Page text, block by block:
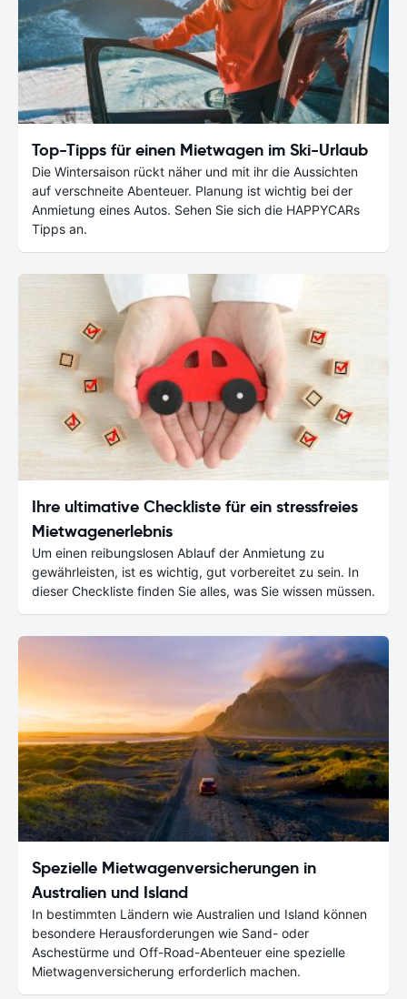
Top-Tipps für einen Mietwagen im Ski-Urlaub
Die Wintersaison rückt näher und mit ihr die Aussichten
auf verschneite Abenteuer. Planung ist wichtig bei der
Anmietung eines Autos. Sehen Sie sich die HAPPYCARs
Tipps an.
Ihre ultimative Checkliste für ein stressfreies
Mietwagenerlebnis
Um einen reibungslosen Ablauf der Anmietung zu
gewährleisten, ist es wichtig, gut vorbereitet zu sein. In
dieser Checkliste finden Sie alles, was Sie wissen müssen.
Spezielle Mietwagenversicherungen in
Australien und Island
In bestimmten Ländern wie Australien und Island können
besondere Herausforderungen wie Sand- oder
Aschestürme und Off-Road-Abenteuer eine spezielle
Mietwagenversicherung erforderlich machen.